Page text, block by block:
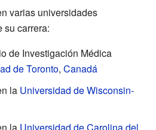
varias universidades
su carrera:
de Investigación Médica
de Toronto, Canadá
la Universidad de Wisconsin-
la Universidad de Carolina del